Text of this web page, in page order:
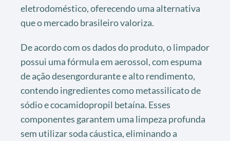
eletrodoméstico, oferecendo uma alternativa
que o mercado brasileiro valoriza.
De acordo com os dados do produto, o limpador
possui uma fórmula em aerossol, com espuma
de ação desengordurante e alto rendimento,
contendo ingredientes como metassilicato de
sódio e cocamidopropil betaína. Esses
componentes garantem uma limpeza profunda
sem utilizar soda cáustica, eliminando a